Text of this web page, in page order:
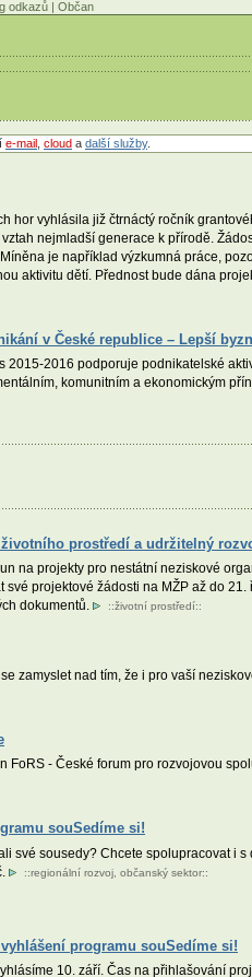
odkazů | Občan
e-mail cloud a další služby.
hor vyhlásila již čtrnáctý ročník
nejmladší generace k přírodě.
je například výzkumná práce,
aktivitu dětí. Přednost bude dána
v České republice – Lepší
2016 podporuje podnikatelské
komunitním a ekonomickým
prostředí a udržitelný
na projekty pro nestátní neziskové
projektové žádosti na MŽP až do
dokumentů.
::životní prostředí::
zamyslet nad tím, že i pro vaší
FoRS - České forum pro rozvojovou
souSedíme si!
své sousedy? Chcete spolupracovat i
::regionální rozvoj občanský sektor::
programu souSedíme si!
10. září. Čas na přihlašování